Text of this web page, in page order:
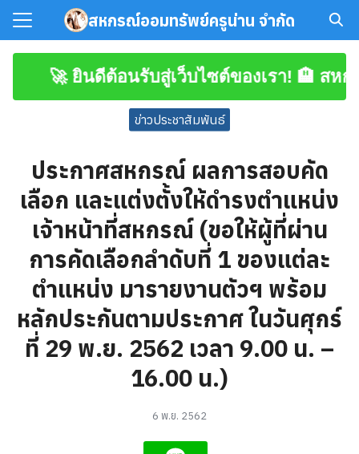
Skip
content
สหกรณ์ออมทรัพย์ครูน่าน จำกัด
🚀 ยินดีต้อนรับสู่เว็บไซต์ของเรา! 🏨 สหกร
ข่าวประชาสัมพันธ์
ประกาศสหกรณ์ ผลการสอบคัด
เลือก และแต่งตั้งให้ดำรงตำแหน่ง
เจ้าหน้าที่สหกรณ์ (ขอให้ผู้ที่ผ่าน
การคัดเลือกลำดับที่ 1 ของแต่ละ
ตำแหน่ง มารายงานตัวฯ พร้อม
หลักประกันตามประกาศ ในวันศุกร์
ที่ 29 พ.ย. 2562 เวลา 9.00 น. –
16.00 น.)
6 พ.ย. 2562